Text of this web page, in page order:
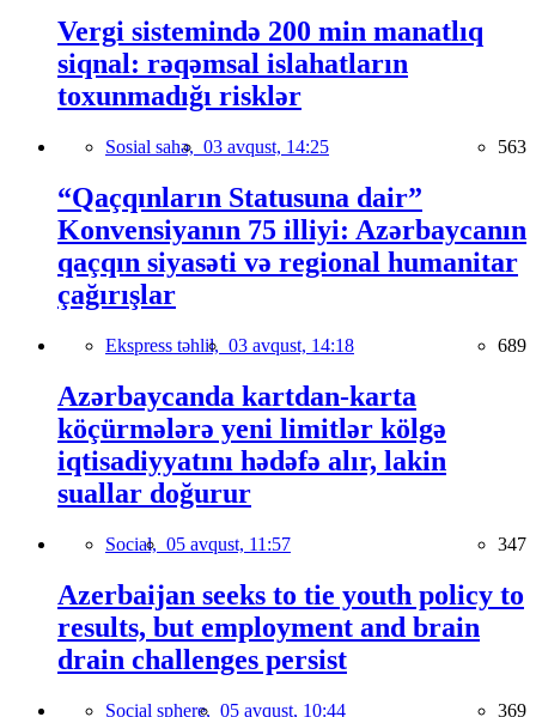
Vergi sistemində 200 min manatlıq
siqnal: rəqəmsal islahatların
toxunmadığı risklər
Sosial sahə, 03 avqust, 14:25 563
“Qaçqınların Statusuna dair”
Konvensiyanın 75 illiyi: Azərbaycanın
qaçqın siyasəti və regional humanitar
çağırışlar
Ekspress təhlil, 03 avqust, 14:18 689
Azərbaycanda kartdan-karta
köçürmələrə yeni limitlər kölgə
iqtisadiyyatını hədəfə alır, lakin
suallar doğurur
Social, 05 avqust, 11:57 347
Azerbaijan seeks to tie youth policy to
results, but employment and brain
drain challenges persist
Social sphere, 05 avqust, 10:44 369